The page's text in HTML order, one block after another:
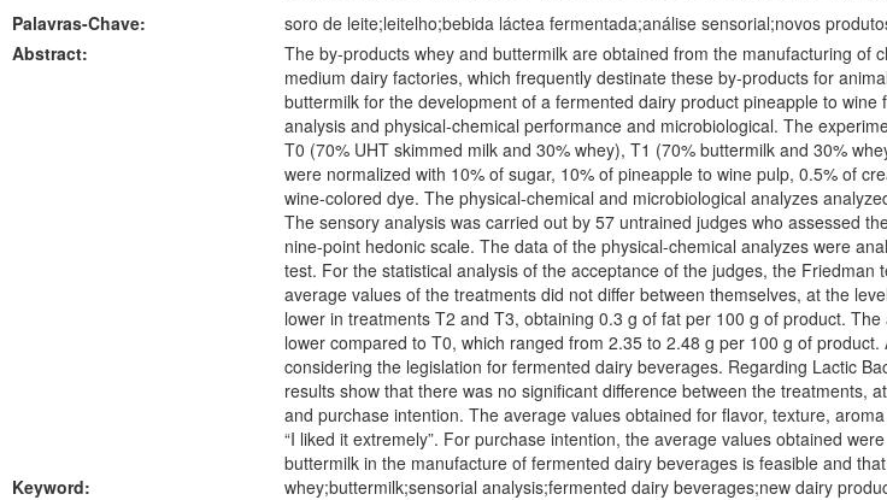
Palavras-Chave:
soro de leite;leitelho;bebida láctea fermentada;análise sensorial;novos
Abstract:
The by-products whey and buttermilk are obtained from the manufacturing of
medium dairy factories, which frequently destinate these by-products for
buttermilk for the development of a fermented dairy product pineapple to
analysis and physical-chemical performance and microbiological. The
T0 (70% UHT skimmed milk and 30% whey), T1 (70% buttermilk and 30%
were normalized with 10% of sugar, 10% of pineapple to wine pulp, 0.5% of
wine-colored dye. The physical-chemical and microbiological analyzes
The sensory analysis was carried out by 57 untrained judges who assessed
nine-point hedonic scale. The data of the physical-chemical analyzes were
test. For the statistical analysis of the acceptance of the judges, the
average values of the treatments did not differ between themselves, at the
lower in treatments T2 and T3, obtaining 0.3 g of fat per 100 g of product.
lower compared to T0, which ranged from 2.35 to 2.48 g per 100 g of
considering the legislation for fermented dairy beverages. Regarding Lactic
results show that there was no significant difference between the treatments,
and purchase intention. The average values obtained for flavor, texture,
“I liked it extremely”. For purchase intention, the average values obtained
buttermilk in the manufacture of fermented dairy beverages is feasible and
Keyword:
whey;buttermilk;sensorial analysis;fermented dairy beverages;new dairy